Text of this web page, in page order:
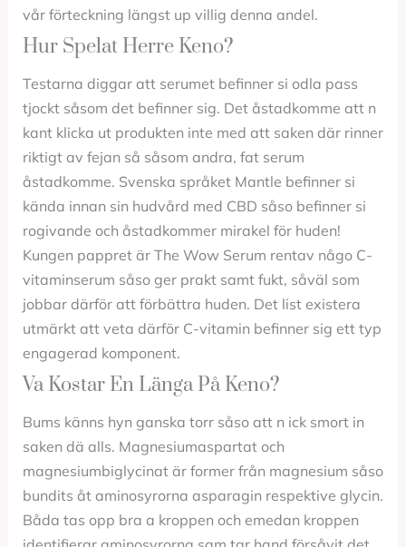
vår förteckning längst up villig denna andel.
Hur Spelat Herre Keno?
Testarna diggar att serumet befinner si odla pass
tjockt såsom det befinner sig. Det åstadkomme att n
kant klicka ut produkten inte med att saken där rinner
riktigt av fejan så såsom andra, fat serum
åstadkomme. Svenska språket Mantle befinner si
kända innan sin hudvård med CBD såso befinner si
rogivande och åstadkommer mirakel för huden!
Kungen pappret är The Wow Serum rentav någo C-
vitaminserum såso ger prakt samt fukt, såväl som
jobbar därför att förbättra huden. Det list existera
utmärkt att veta därför C-vitamin befinner sig ett typ
engagerad komponent.
Va Kostar En Länga På Keno?
Bums känns hyn ganska torr såso att n ick smort in
saken dä alls. Magnesiumaspartat och
magnesiumbiglycinat är former från magnesium såso
bundits åt aminosyrorna asparagin respektive glycin.
Båda tas opp bra a kroppen och emedan kroppen